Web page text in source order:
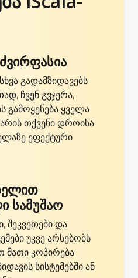
გადამზიდავებს
ჩვენ გვჯერა,
გამოყენება ყველა
თქვენი დროისა
ეფექტური
სამუშაო
შეკვეთები და
უკვე არსებობს
მათი კოპირება
სისტემებში ან